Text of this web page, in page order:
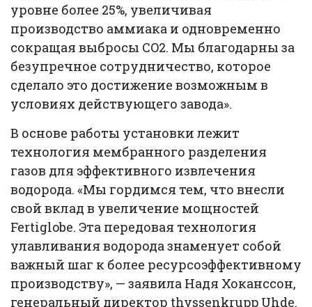
уровне более 25%, увеличивая
производство аммиака и одновременно
сокращая выбросы CO2. Мы благодарны за
безупречное сотрудничество, которое
сделало это достижение возможным в
условиях действующего завода».
В основе работы установки лежит
технология мембранного разделения
газов для эффективного извлечения
водорода. «Мы гордимся тем, что внесли
свой вклад в увеличение мощностей
Fertiglobe. Эта передовая технология
улавливания водорода знаменует собой
важный шаг к более ресурсоэффективному
производству», — заявила Надя Хоканссон,
генеральный директор thyssenkrupp Uhde.